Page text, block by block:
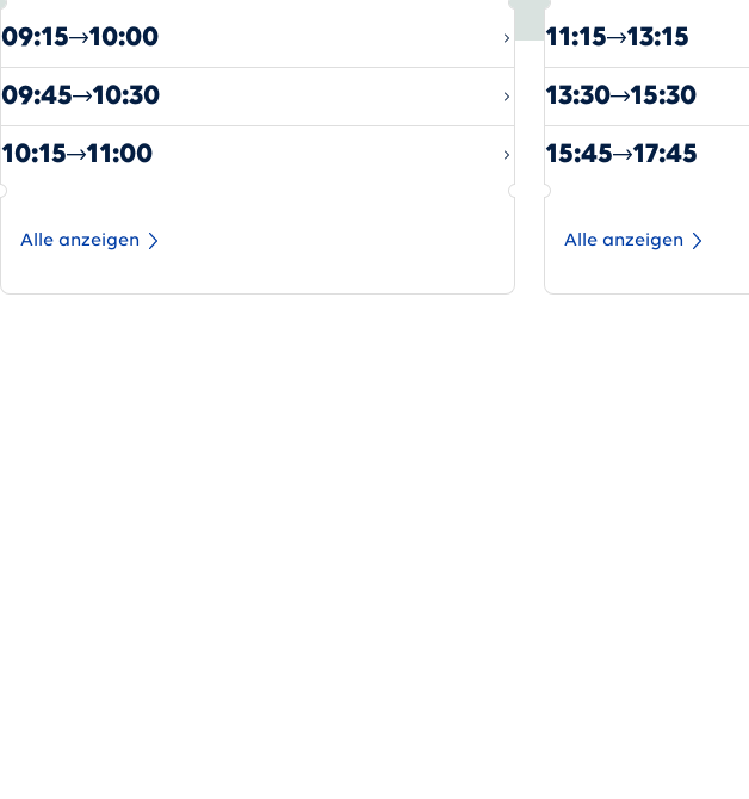
09:15 10:00
09:45 10:30
10:15 11:00
Alle anzeigen
11:15 13:15
13:30 15:30
15:45 17:45
Alle anzeigen